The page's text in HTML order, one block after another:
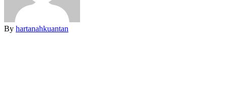
By hartanahkuantan